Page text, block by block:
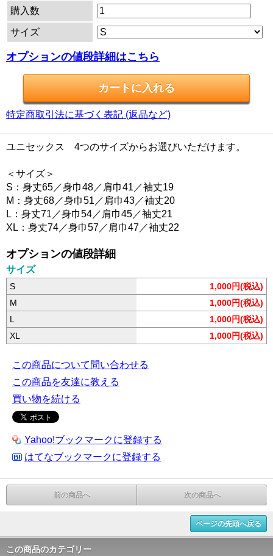
購入数
サイズ
オプションの値段詳細はこちら
特定商取引法に基づく表記 (返品など)
ユニセックス 4つのサイズからお選びいただけます。
＜サイズ＞
S：身丈65／身巾48／肩巾41／袖丈19
M：身丈68／身巾51／肩巾43／袖丈20
L：身丈71／身巾54／肩巾45／袖丈21
XL：身丈74／身巾57／肩巾47／袖丈22
オプションの値段詳細
サイズ
S
1,000円(税込)
M
1,000円(税込)
L
1,000円(税込)
XL
1,000円(税込)
この商品について問い合わせる
この商品を友達に教える
買い物を続ける
Yahoo!ブックマークに登録する
はてなブックマークに登録する
前の商品へ 次の商品へ
ページの先頭へ戻る
この商品のカテゴリー